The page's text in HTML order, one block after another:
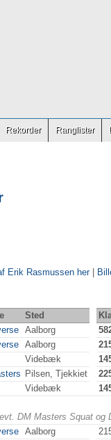
Rekorder Ranglister
Erik Rasmussen her|
Sted
Aalborg
Aalborg
Videbæk
Pilsen, Tjekkiet
Videbæk
DM Masters Squat
Aalborg